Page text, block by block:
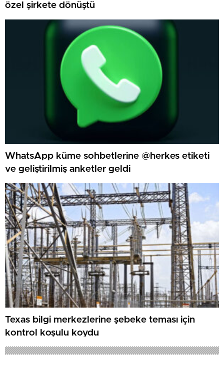
özel şirkete dönüştü
WhatsApp küme sohbetlerine @herkes etiketi
ve geliştirilmiş anketler geldi
Texas bilgi merkezlerine şebeke teması için
kontrol koşulu koydu